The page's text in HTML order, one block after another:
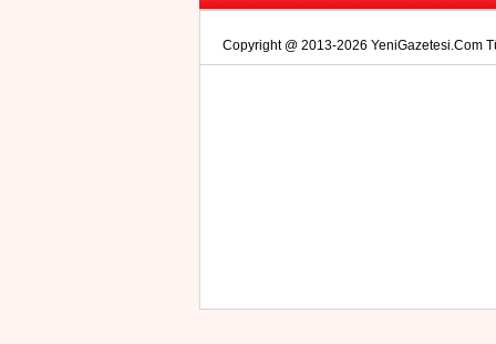
Copyright @ 2013-2026 YeniGazetesi.Com